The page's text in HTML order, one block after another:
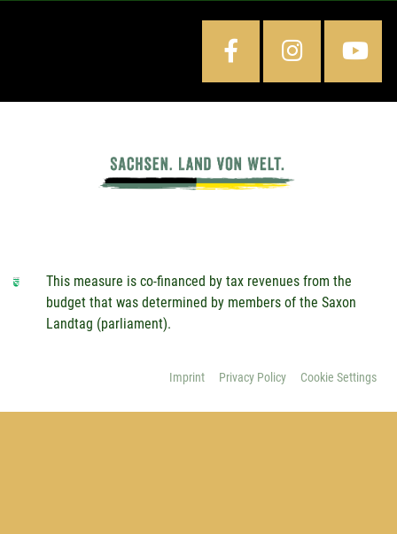
This measure is co-financed by tax revenues from the
budget that was determined by members of the Saxon
Landtag (parliament).
Imprint Privacy Policy Cookie Settings